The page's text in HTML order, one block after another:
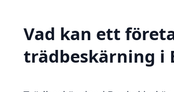
Vad kan ett
trädbeskärning i